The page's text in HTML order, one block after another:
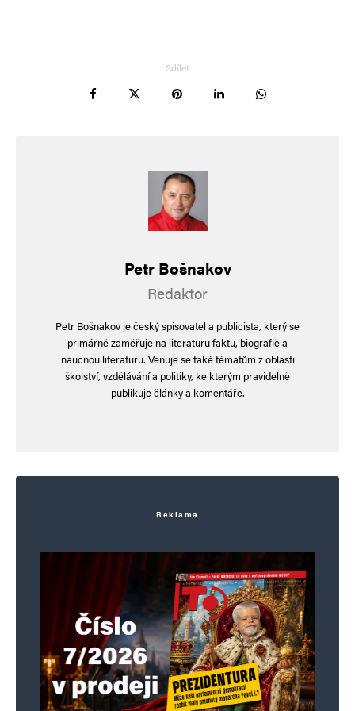
Sdílet
Petr Bošnakov
Redaktor
Petr Bošnakov je český spisovatel a publicista, který se
primárně zaměřuje na literaturu faktu, biografie a
naučnou literaturu. Věnuje se také tématům z oblasti
školství, vzdělávání a politiky, ke kterým pravidelně
publikuje články a komentáře.
Reklama